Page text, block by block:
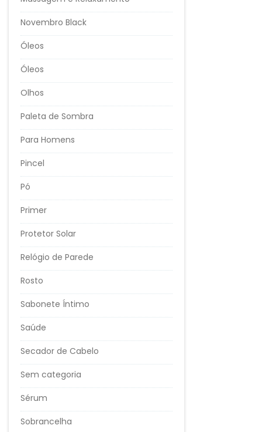
Novembro Black
Óleos
Óleos
Olhos
Paleta de Sombra
Para Homens
Pincel
Pó
Primer
Protetor Solar
Relógio de Parede
Rosto
Sabonete Íntimo
Saúde
Secador de Cabelo
Sem categoria
Sérum
Sobrancelha